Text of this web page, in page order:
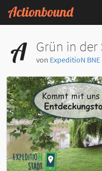
Grün in
von ExpeditioN